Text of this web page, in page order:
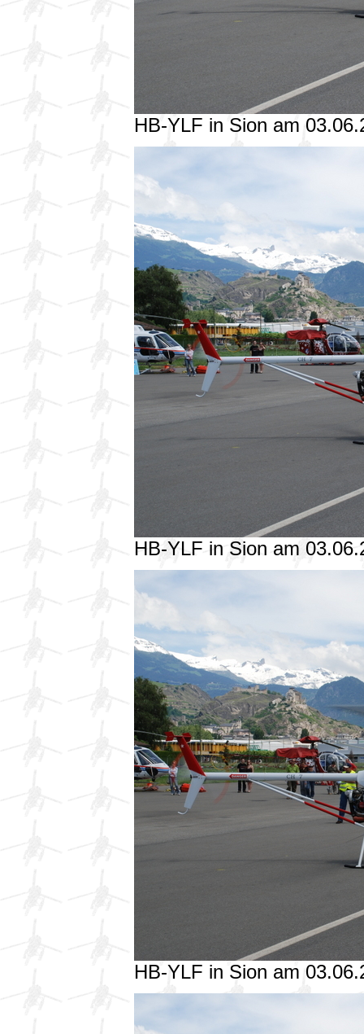
HB-YLF in Sion am
HB-YLF in Sion am
HB-YLF in Sion am